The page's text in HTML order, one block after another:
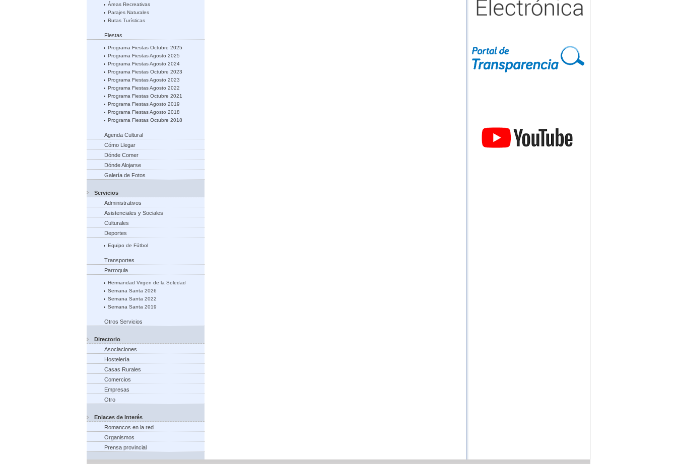
Áreas Recreativas
Parajes Naturales
Rutas Turísticas
Fiestas
Programa Fiestas Octubre 2025
Programa Fiestas Agosto 2025
Programa Fiestas Agosto 2024
Programa Fiestas Octubre 2023
Programa Fiestas Agosto 2023
Programa Fiestas Agosto 2022
Programa Fiestas Octubre 2021
Programa Fiestas Agosto 2019
Programa Fiestas Agosto 2018
Programa Fiestas Octubre 2018
Agenda Cultural
Cómo Llegar
Dónde Comer
Dónde Alojarse
Galería de Fotos
Servicios
Administrativos
Asistenciales y Sociales
Culturales
Deportes
Equipo de Fútbol
Transportes
Parroquia
Hermandad Virgen de la Soledad
Semana Santa 2026
Semana Santa 2022
Semana Santa 2019
Otros Servicios
Directorio
Asociaciones
Hostelería
Casas Rurales
Comercios
Empresas
Otro
Enlaces de Interés
Romancos en la red
Organismos
Prensa provincial